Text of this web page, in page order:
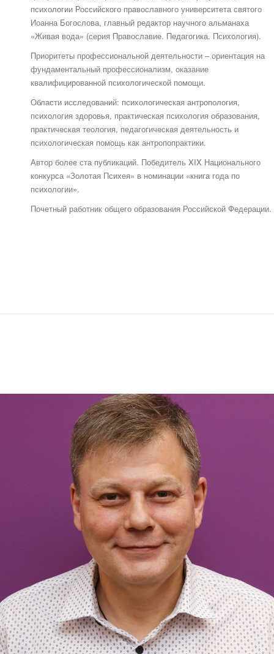
психологии Российского православного университета святого
Иоанна Богослова, главный редактор научного альманаха
«Живая вода» (серия Православие. Педагогика. Психология).
Приоритеты профессиональной деятельности – ориентация на
фундаментальный профессионализм, оказание
квалифицированной психологической помощи.
Области исследований: психологическая антропология,
психология здоровья, практическая психология образования,
практическая теология, педагогическая деятельность и
психологическая помощь как антропопрактики.
Автор более ста публикаций. Победитель XIX Национального
конкурса «Золотая Психея» в номинации «книга года по
психологии».
Почетный работник общего образования Российской Федерации.